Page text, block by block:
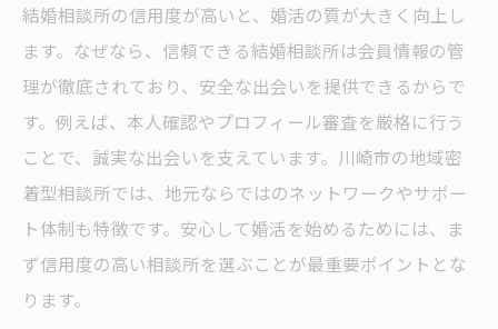
結婚相談所の信用度が高いと、婚活の質が大きく向上し
ます。なぜなら、信頼できる結婚相談所は会員情報の管
理が徹底されており、安全な出会いを提供できるからで
す。例えば、本人確認やプロフィール審査を厳格に行う
ことで、誠実な出会いを支えています。川崎市の地域密
着型相談所では、地元ならではのネットワークやサポー
ト体制も特徴です。安心して婚活を始めるためには、ま
ず信用度の高い相談所を選ぶことが最重要ポイントとな
ります。